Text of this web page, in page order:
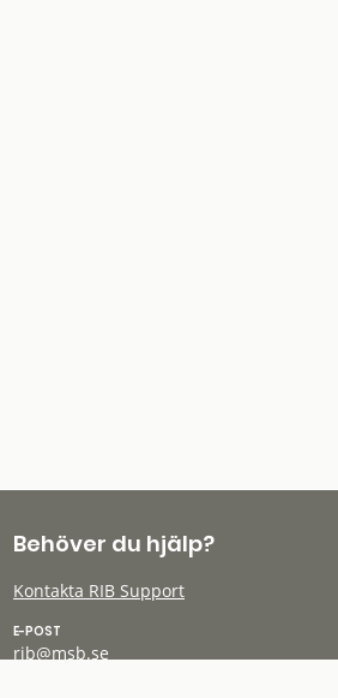
Behöver du hjälp?
Kontakta RIB Support
E-POST
rib@msb.se